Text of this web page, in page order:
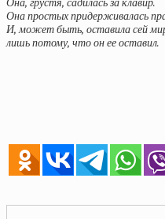
Она, грустя, садилась за клавир.
Она простых придерживалась
И, может быть, оставила сей
лишь потому, что он ее оставил.